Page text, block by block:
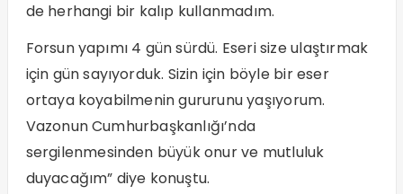
de herhangi bir kalıp kullanmadım.
Forsun yapımı 4 gün sürdü. Eseri size ulaştırmak
için gün sayıyorduk. Sizin için böyle bir eser
ortaya koyabilmenin gururunu yaşıyorum.
Vazonun Cumhurbaşkanlığı’nda
sergilenmesinden büyük onur ve mutluluk
duyacağım” diye konuştu.